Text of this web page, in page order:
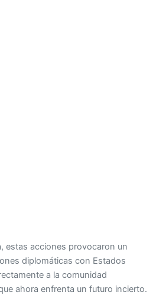
estas acciones provocaron un
diplomáticas con Estados
a la comunidad
ahora enfrenta un futuro incierto.